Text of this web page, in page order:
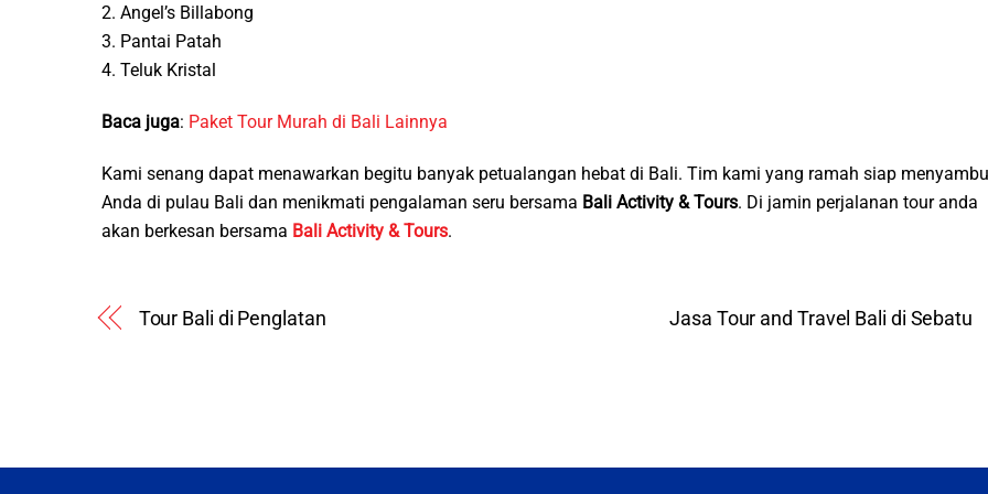
2. Angel’s Billabong
3. Pantai Patah
4. Teluk Kristal
Baca juga: Paket Tour Murah di Bali Lainnya
Kami senang dapat menawarkan begitu banyak petualangan hebat di Bali. Tim kami yang ramah siap
Anda di pulau Bali dan menikmati pengalaman seru bersama Bali Activity & Tours. Di jamin perjalanan tour anda
akan berkesan bersama Bali Activity & Tours.
Tour Bali di Penglatan Jasa Tour and Travel Bali di Sebatu